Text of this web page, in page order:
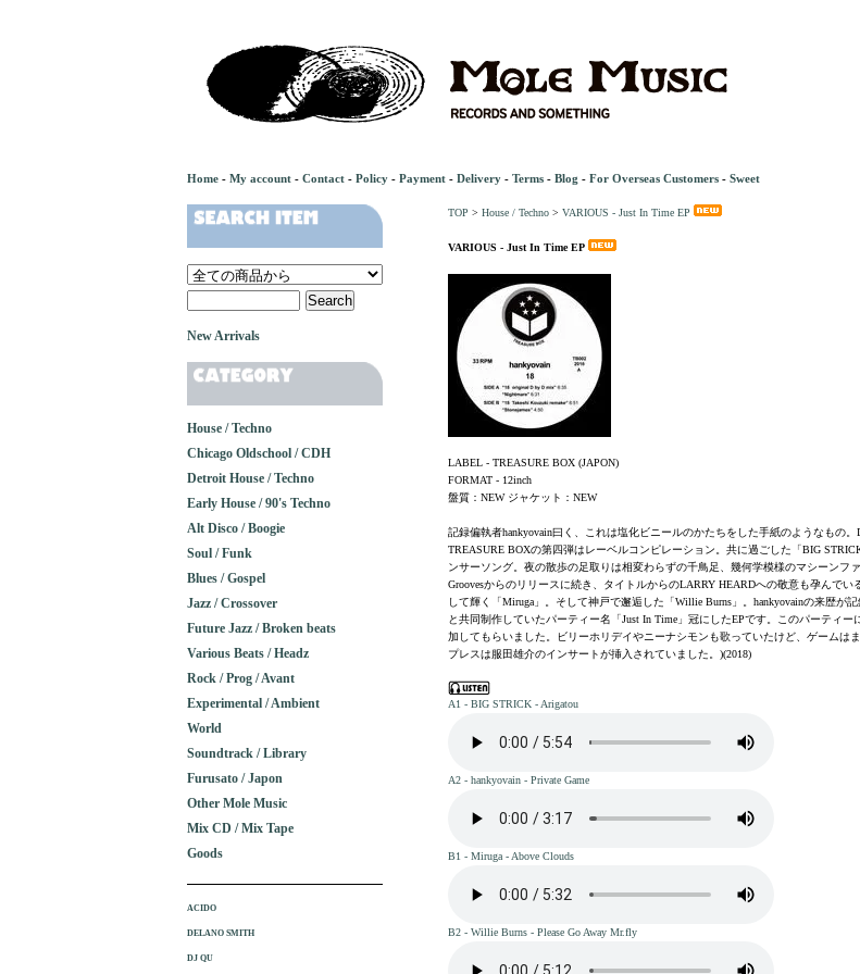
Home - My account - Contact - Policy - Payment - Delivery - Terms - Blog - For Overseas Customers - Sweet
TOP > House / Techno > VARIOUS - Just In Time EP
VARIOUS - Just In Time EP
LABEL - TREASURE BOX (JAPON)
FORMAT - 12inch
盤質：NEW ジャケット：NEW
記録偏執者hankyovain曰く、これは塩化ビニールのかたちをした手紙のようなもの。
TREASURE BOXの第四弾はレーベルコンピレーション。共に過ごした「BIG
ンサーソング。夜の散歩の足取りは相変わらずの千鳥足、幾何学模様のマシーンフ
Groovesからのリリースに続き、タイトルからのLARRY HEARDへの敬意も孕んでい
して輝く「Miruga」。そして神戸で邂逅した「Willie Burns」。hankyovainの来歴が
と共同制作していたパーティー名「Just In Time」冠にしたEPです。このパーティー
加してもらいました。ビリーホリデイやニーナシモンも歌っていたけど、ゲームは
プレスは服田雄介のインサートが挿入されていました。)(2018)
A1 - BIG STRICK - Arigatou
A2 - hankyovain - Private Game
B1 - Miruga - Above Clouds
B2 - Willie Burns - Please Go Away Mr.fly
New Arrivals
House / Techno
Chicago Oldschool / CDH
Detroit House / Techno
Early House / 90's Techno
Alt Disco / Boogie
Soul / Funk
Blues / Gospel
Jazz / Crossover
Future Jazz / Broken beats
Various Beats / Headz
Rock / Prog / Avant
Experimental / Ambient
World
Soundtrack / Library
Furusato / Japon
Other Mole Music
Mix CD / Mix Tape
Goods
ACIDO
DELANO SMITH
DJ QU